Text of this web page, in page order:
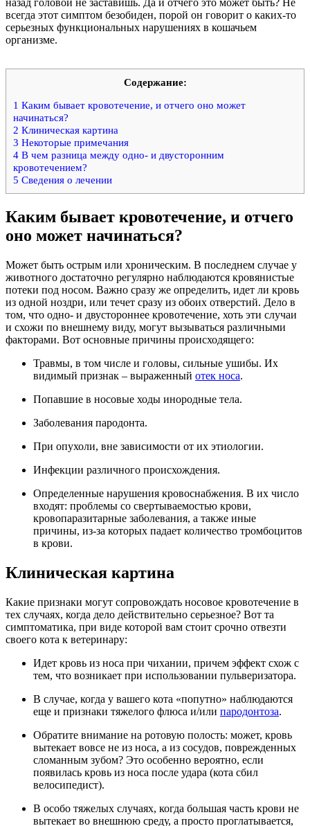
назад головой не заставишь. Да и отчего это может быть? Не
всегда этот симптом безобиден, порой он говорит о каких-то
серьезных функциональных нарушениях в кошачьем
организме.
Содержание:
1 Каким бывает кровотечение, и отчего оно может
начинаться?
2 Клиническая картина
3 Некоторые примечания
4 В чем разница между одно- и двусторонним
кровотечением?
5 Сведения о лечении
Каким бывает кровотечение, и отчего
оно может начинаться?
Может быть острым или хроническим. В последнем случае у
животного достаточно регулярно наблюдаются кровянистые
потеки под носом. Важно сразу же определить, идет ли кровь
из одной ноздри, или течет сразу из обоих отверстий. Дело в
том, что одно- и двустороннее кровотечение, хоть эти случаи
и схожи по внешнему виду, могут вызываться различными
факторами. Вот основные причины происходящего:
Травмы, в том числе и головы, сильные ушибы. Их
видимый признак – выраженный отек носа.
Попавшие в носовые ходы инородные тела.
Заболевания пародонта.
При опухоли, вне зависимости от их этиологии.
Инфекции различного происхождения.
Определенные нарушения кровоснабжения. В их число
входят: проблемы со свертываемостью крови,
кровопаразитарные заболевания, а также иные
причины, из-за которых падает количество тромбоцитов
в крови.
Клиническая картина
Какие признаки могут сопровождать носовое кровотечение в
тех случаях, когда дело действительно серьезное? Вот та
симптоматика, при виде которой вам стоит срочно отвезти
своего кота к ветеринару:
Идет кровь из носа при чихании, причем эффект схож с
тем, что возникает при использовании пульверизатора.
В случае, когда у вашего кота «попутно» наблюдаются
еще и признаки тяжелого флюса и/или пародонтоза.
Обратите внимание на ротовую полость: может, кровь
вытекает вовсе не из носа, а из сосудов, поврежденных
сломанным зубом? Это особенно вероятно, если
появилась кровь из носа после удара (кота сбил
велосипедист).
В особо тяжелых случаях, когда большая часть крови не
вытекает во внешнюю среду, а просто проглатывается,